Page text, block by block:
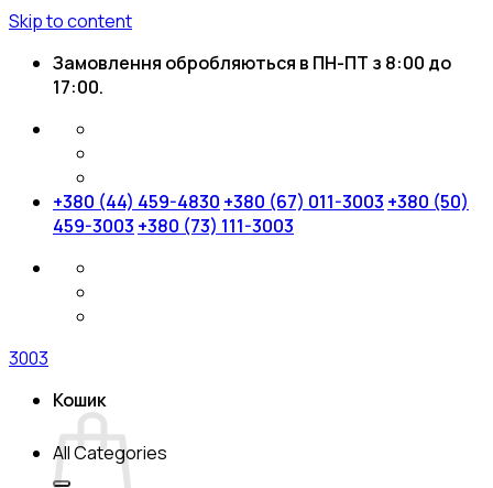
Skip to content
Замовлення обробляються в ПН-ПТ з 8:00 до
17:00.
+380 (44) 459-4830 +380 (67) 011-3003 +380 (50)
459-3003 +380 (73) 111-3003
3003
Кошик
All Categories